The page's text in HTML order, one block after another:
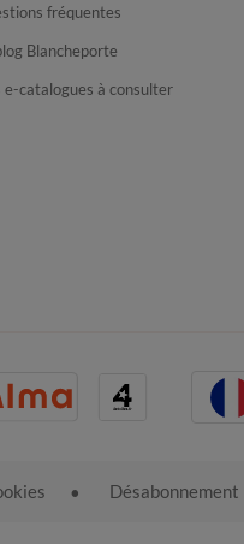
fréquentes
Blancheporte
e-catalogues à consulter